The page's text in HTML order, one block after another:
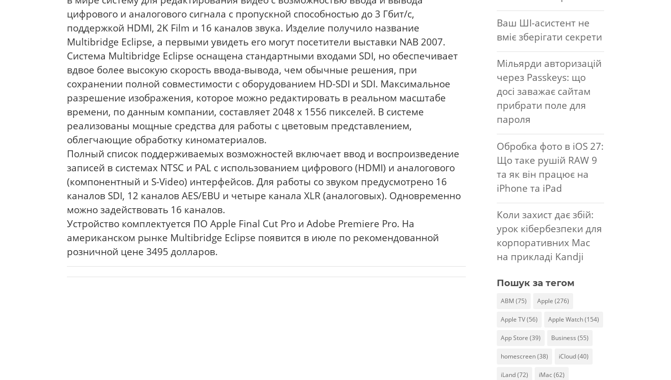
цифрового и аналогового сигнала с пропускной способностью до 3 Гбит/с,
поддержкой HDMI, 2K Film и 16 каналов звука. Изделие получило название
Multibridge Eclipse, а первыми увидеть его могут посетители выставки NAB 2007.
Система Multibridge Eclipse оснащена стандартными входами SDI, но обеспечивает
вдвое более высокую скорость ввода-вывода, чем обычные решения, при
сохранении полной совместимости с оборудованием HD-SDI и SDI. Максимальное
разрешение изображения, которое можно редактировать в реальном масштабе
времени, по данным компании, составляет 2048 x 1556 пикселей. В системе
реализованы мощные средства для работы с цветовым представлением,
облегчающие обработку киноматериалов.
Полный список поддерживаемых возможностей включает ввод и воспроизведение
записей в системах NTSC и PAL с использованием цифрового (HDMI) и аналогового
(компонентный и S-Video) интерфейсов. Для работы со звуком предусмотрено 16
каналов SDI, 12 каналов AES/EBU и четыре канала XLR (аналоговых). Одновременно
можно задействовать 16 каналов.
Устройство комплектуется ПО Apple Final Cut Pro и Adobe Premiere Pro. На
американском рынке Multibridge Eclipse появится в июле по рекомендованной
розничной цене 3495 долларов.
Ваш ШІ-асистент не
вміє зберігати секрети
Мільярди авторизацій
через Passkeys: що
досі заважає сайтам
прибрати поле для
пароля
Обробка фото в iOS 27:
Що таке рушій RAW 9
та як він працює на
iPhone та iPad
Коли захист дає збій:
урок кібербезпеки для
корпоративних Mac
на прикладі Kandji
Пошук за тегом
ABM (75) Apple (276)
Apple TV(56) Apple Watch(154)
App Store (39) Business (55)
homescreen(38) iCloud(40)
iLand(72) iMac (62)